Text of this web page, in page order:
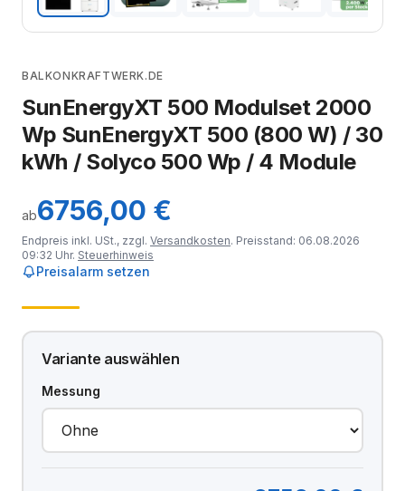
BALKONKRAFTWERK.DE
SunEnergyXT 500 Modulset 2000
Wp SunEnergyXT 500 (800 W) / 30
kWh / Solyco 500 Wp / 4 Module
ab6756,00 €
Endpreis inkl. USt., zzgl. Versandkosten. Preisstand: 06.08.2026
09:32 Uhr. Steuerhinweis
Preisalarm setzen
Variante auswählen
Messung